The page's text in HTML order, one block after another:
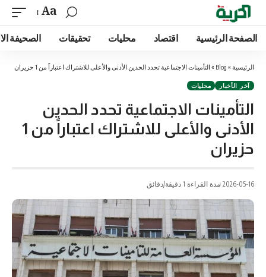
Aa
الصفحة الرئيسية اقتصاد محليات تحقيقات الصحيفة
الرئيسية »
Blog
» التأمينات الاجتماعية تحدد الحدين الأدنى والأعلى للاشتراك اعتباراً من 1 حزيران
آخر الأخبار محليات
التأمينات الاجتماعية تحدد الحدين
الأدنى والأعلى للاشتراك اعتباراً من 1
حزيران
2026-05-16 مدة القراءة 1 دقيقة/دقائق